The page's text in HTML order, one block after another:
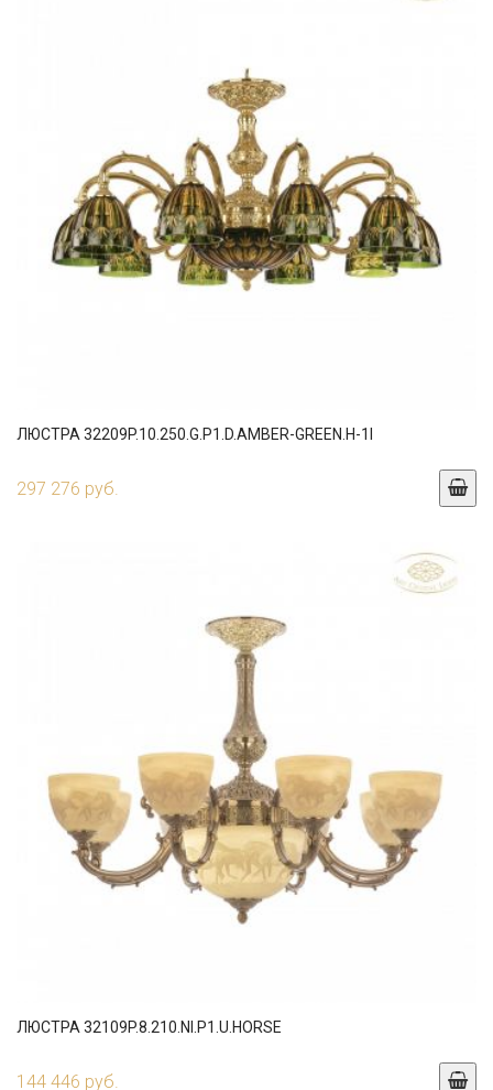
ЛЮСТРА 32209P.10.250.G.P1.D.AMBER-GREEN.H-1I
297 276 руб.
ЛЮСТРА 32109P.8.210.NI.P1.U.HORSE
144 446 руб.